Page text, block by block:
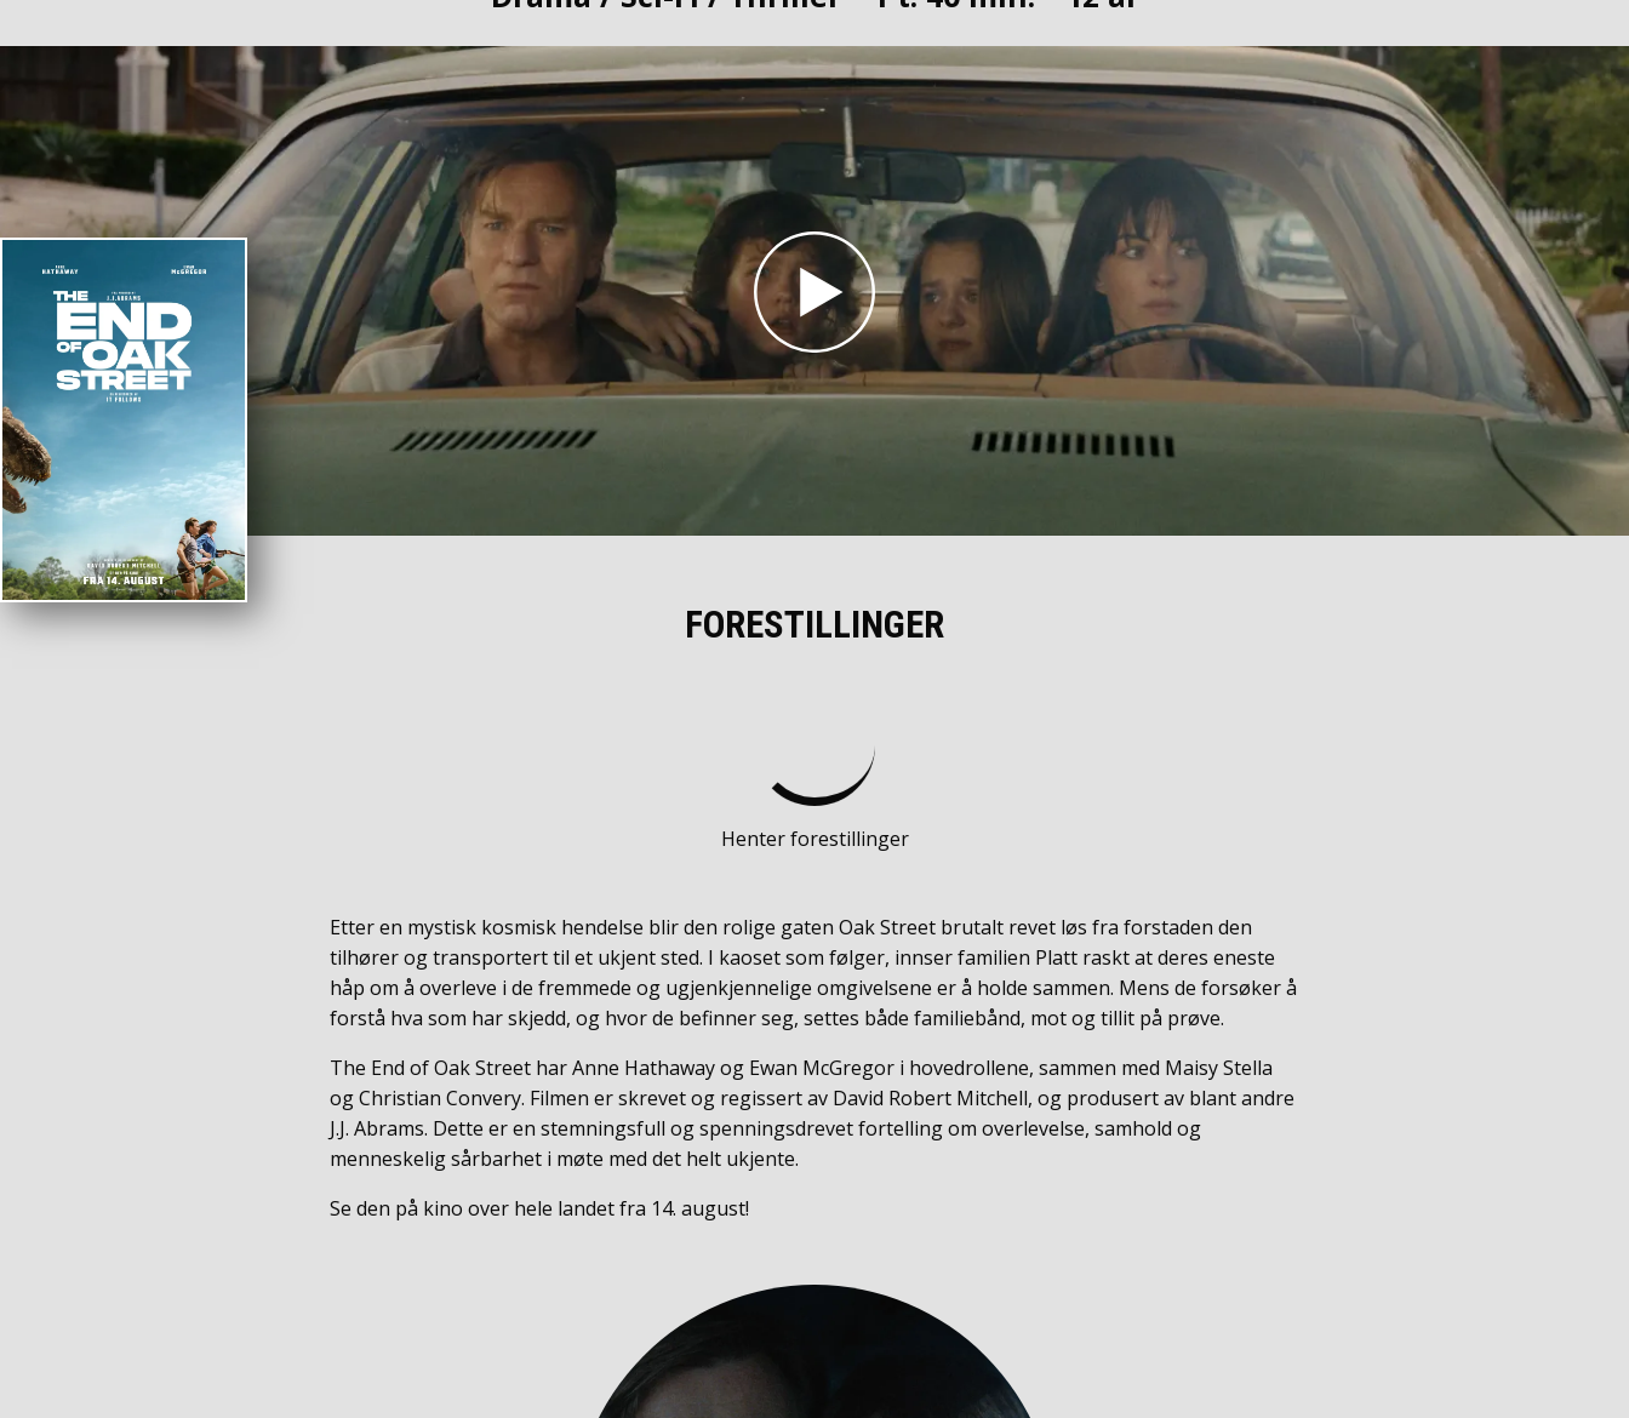
FORESTILLINGER
Henter forestillinger
Etter en mystisk kosmisk hendelse blir den rolige gaten Oak Street brutalt revet løs fra forstaden den
tilhører og transportert til et ukjent sted. I kaoset som følger, innser familien Platt raskt at deres eneste
håp om å overleve i de fremmede og ugjenkjennelige omgivelsene er å holde sammen. Mens de forsøker å
forstå hva som har skjedd, og hvor de befinner seg, settes både familiebånd, mot og tillit på prøve.
The End of Oak Street har Anne Hathaway og Ewan McGregor i hovedrollene, sammen med Maisy Stella
og Christian Convery. Filmen er skrevet og regissert av David Robert Mitchell, og produsert av blant andre
J.J. Abrams. Dette er en stemningsfull og spenningsdrevet fortelling om overlevelse, samhold og
menneskelig sårbarhet i møte med det helt ukjente.
Se den på kino over hele landet fra 14. august!